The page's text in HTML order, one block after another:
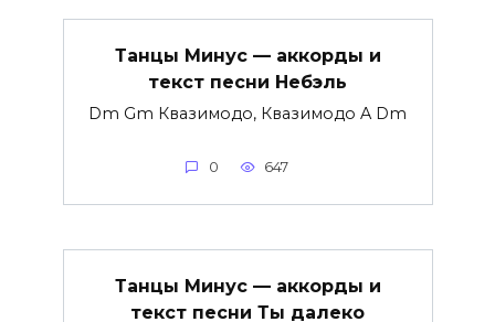
Танцы Минус — аккорды и
текст песни Небэль
Dm Gm Квазимодо, Квазимодо A Dm
0 647
Танцы Минус — аккорды и
текст песни Ты далеко